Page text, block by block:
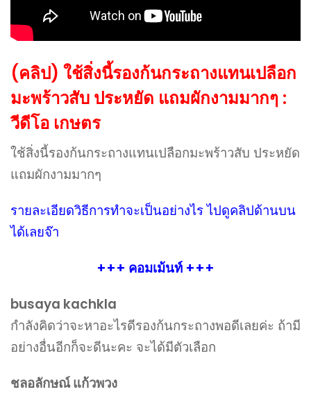
(คลิป) ใช้สิ่งนี้รองก้นกระถางแทนเปลือก
มะพร้าวสับ ประหยัด แถมผักงามมากๆ :
วีดีโอ เกษตร
ใช้สิ่งนี้รองก้นกระถางแทนเปลือกมะพร้าวสับ ประหยัด
แถมผักงามมากๆ
รายละเอียดวิธีการทำจะเป็นอย่างไร ไปดูคลิปด้านบน
ได้เลยจ๊า
+++ คอมเม้นท์ +++
busaya kachkla
กำลังคิดว่าจะหาอะไรดีรองก้นกระถางพอดีเลยค่ะ ถ้ามี
อย่างอื่นอีกก็จะดีนะคะ จะได้มีตัวเลือก
ชลอลักษณ์ แก้วพวง